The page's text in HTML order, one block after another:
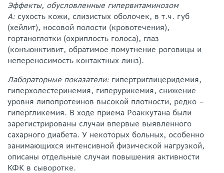
Эффекты, обусловленные гипервитаминозом
А: сухость кожи, слизистых оболочек, в т.ч. губ
(хейлит), носовой полости (кровотечения),
гортаноглотки (охриплость голоса), глаз
(конъюнктивит, обратимое помутнение роговицы и
непереносимость контактных линз).
Лабораторные показатели: гипертриглицеридемия,
гиперхолестеринемия, гиперурикемия, снижение
уровня липопротеинов высокой плотности, редко –
гипергликемия. В ходе приема Роаккутана были
зарегистрированы случаи впервые выявленного
сахарного диабета. У некоторых больных, особенно
занимающихся интенсивной физической нагрузкой,
описаны отдельные случаи повышения активности
КФК в сыворотке.